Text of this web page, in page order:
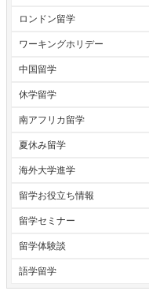
ロンドン留学
ワーキングホリデー
中国留学
休学留学
南アフリカ留学
夏休み留学
海外大学進学
留学お役立ち情報
留学セミナー
留学体験談
語学留学